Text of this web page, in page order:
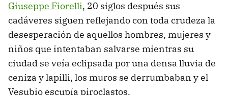
Giuseppe Fiorelli, 20 siglos después sus
cadáveres siguen reflejando con toda crudeza la
desesperación de aquellos hombres, mujeres y
niños que intentaban salvarse mientras su
ciudad se veía eclipsada por una densa lluvia de
ceniza y lapilli, los muros se derrumbaban y el
Vesubio escupía piroclastos.